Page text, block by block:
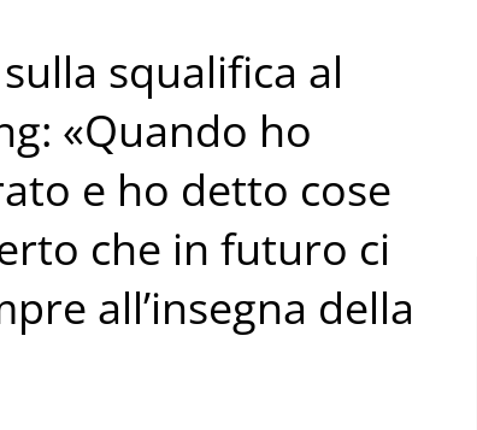
squalifica al
«Quando ho
e ho detto cose
che in futuro ci
all’insegna della